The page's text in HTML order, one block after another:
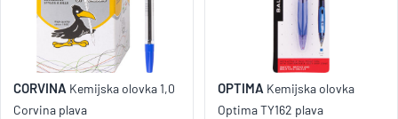
CORVINA Kemijska olovka 1,0
Corvina plava
OPTIMA Kemijska olovka
Optima TY162 plava